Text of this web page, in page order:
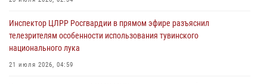
29 июля 2026, 08:37 1
Инспектор ЦЛРР Росгвардии в прямом эфире разъяснил
телезрителям особенности использования тувинского
национального лука
21 июля 2026, 04:59